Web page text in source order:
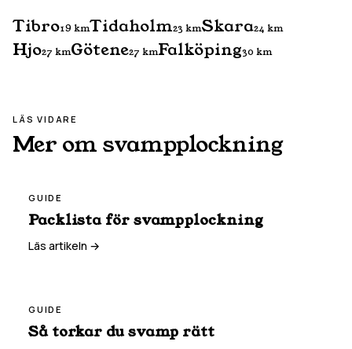
Tibro19 kmTidaholm23 kmSkara24 km
Hjo27 kmGötene27 kmFalköping30 km
LÄS VIDARE
Mer om svampplockning
GUIDE
Packlista för svampplockning
Läs artikeln →
GUIDE
Så torkar du svamp rätt